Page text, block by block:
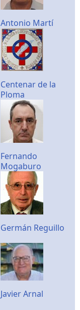
Antonio Martí
Centenar de la
Ploma
Fernando
Mogaburo
Germán Reguillo
Javier Arnal